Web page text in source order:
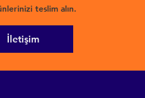
teslim alın.
İletişim